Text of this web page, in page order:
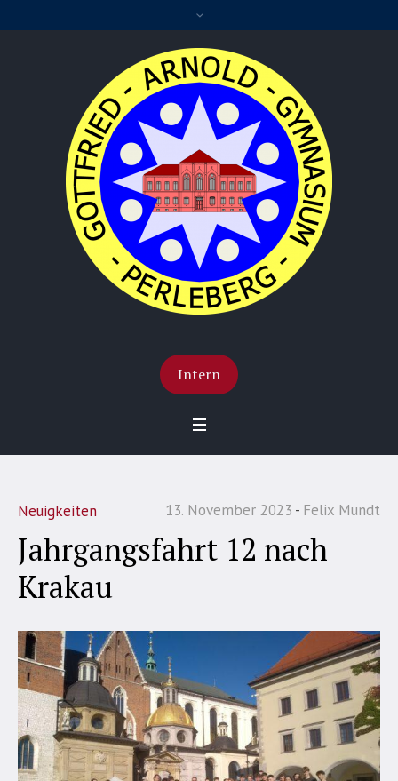
Intern
13. November 2023 Felix Mundt
Neuigkeiten
Jahrgangsfahrt 12 nach
Krakau